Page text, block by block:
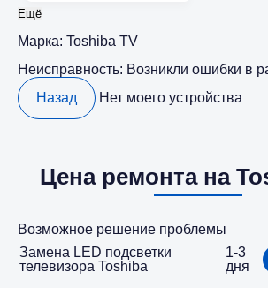
Ещё
Марка: Toshiba TV
Неисправность: Возникли ошибки в
Назад
Нет моего устройства
Цена ремонта на
Возможное решение проблемы
Замена LED подсветки
телевизора Toshiba
1-3
дня